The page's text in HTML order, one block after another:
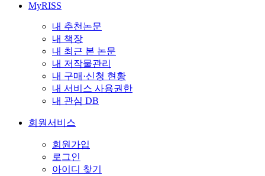
MyRISS
내 추천논문
내 책장
내 최근 본 논문
내 저작물관리
내 구매·신청 현황
내 서비스 사용권한
내 관심 DB
회원서비스
회원가입
로그인
아이디 찾기